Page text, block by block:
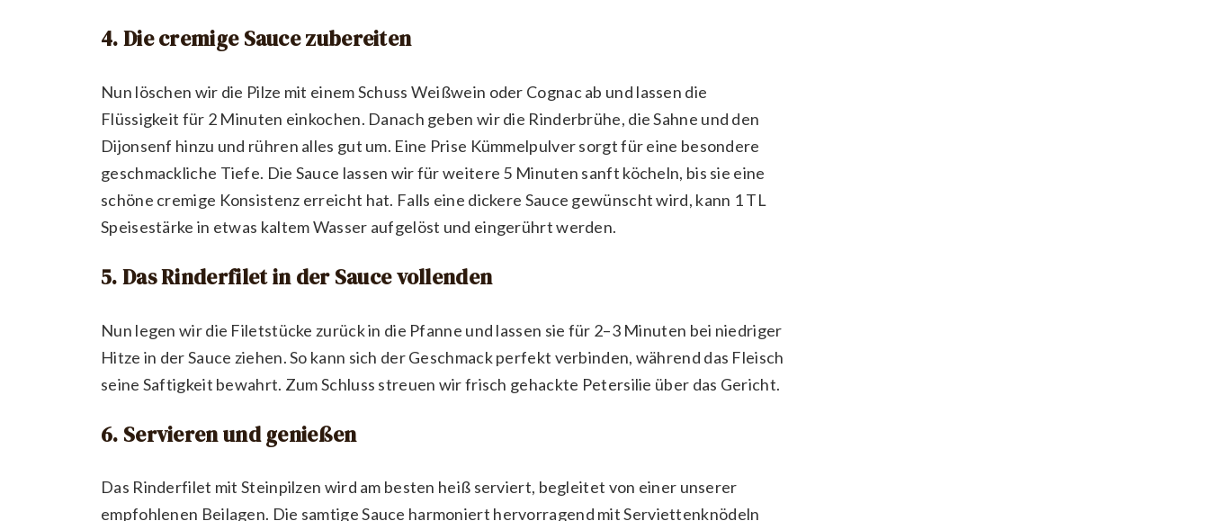
4. Die cremige Sauce zubereiten
Nun löschen wir die Pilze mit einem Schuss Weißwein oder Cognac ab und lassen die
Flüssigkeit für 2 Minuten einkochen. Danach geben wir die Rinderbrühe, die Sahne und den
Dijonsenf hinzu und rühren alles gut um. Eine Prise Kümmelpulver sorgt für eine besondere
geschmackliche Tiefe. Die Sauce lassen wir für weitere 5 Minuten sanft köcheln, bis sie eine
schöne cremige Konsistenz erreicht hat. Falls eine dickere Sauce gewünscht wird, kann 1 TL
Speisestärke in etwas kaltem Wasser aufgelöst und eingerührt werden.
5. Das Rinderfilet in der Sauce vollenden
Nun legen wir die Filetstücke zurück in die Pfanne und lassen sie für 2–3 Minuten bei niedriger
Hitze in der Sauce ziehen. So kann sich der Geschmack perfekt verbinden, während das Fleisch
seine Saftigkeit bewahrt. Zum Schluss streuen wir frisch gehackte Petersilie über das Gericht.
6. Servieren und genießen
Das Rinderfilet mit Steinpilzen wird am besten heiß serviert, begleitet von einer unserer
empfohlenen Beilagen. Die samtige Sauce harmoniert hervorragend mit Serviettenknödeln